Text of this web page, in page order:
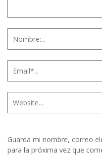
Guarda mi nombre, correo
para la próxima vez que